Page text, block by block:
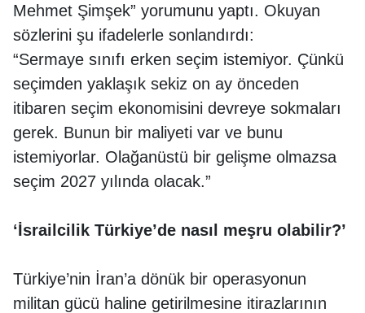
Mehmet Şimşek” yorumunu yaptı. Okuyan
sözlerini şu ifadelerle sonlandırdı:
“Sermaye sınıfı erken seçim istemiyor. Çünkü
seçimden yaklaşık sekiz on ay önceden
itibaren seçim ekonomisini devreye sokmaları
gerek. Bunun bir maliyeti var ve bunu
istemiyorlar. Olağanüstü bir gelişme olmazsa
seçim 2027 yılında olacak.”
‘İsrailcilik Türkiye’de nasıl meşru olabilir?’
Türkiye’nin İran’a dönük bir operasyonun
militan gücü haline getirilmesine itirazlarının